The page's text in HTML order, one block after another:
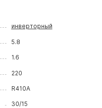
инверторный
5.8
1.6
220
R410A
30/15